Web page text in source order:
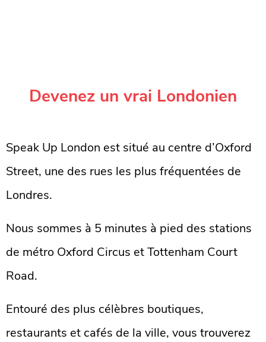
Devenez un vrai Londonien
Speak Up London est situé au centre d’Oxford
Street, une des rues les plus fréquentées de
Londres.
Nous sommes à 5 minutes à pied des stations
de métro Oxford Circus et Tottenham Court
Road.
Entouré des plus célèbres boutiques,
restaurants et cafés de la ville, vous trouverez